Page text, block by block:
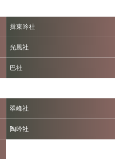
揖東吟社
光風社
巴社
翠峰社
陶吟社